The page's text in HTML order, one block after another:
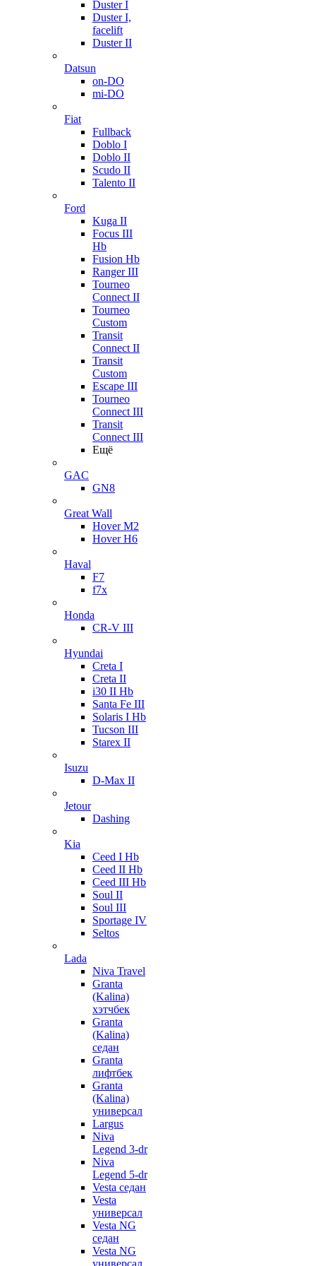
Duster I
Duster I,
facelift
Duster II
Datsun
on-DO
mi-DO
Fiat
Fullback
Doblo I
Doblo II
Scudo II
Talento II
Ford
Kuga II
Focus III
Hb
Fusion Hb
Ranger III
Tourneo
Connect II
Tourneo
Custom
Transit
Connect II
Transit
Custom
Escape III
Tourneo
Connect III
Transit
Connect III
Ещё
GAC
GN8
Great Wall
Hover M2
Hover H6
Haval
F7
f7x
Honda
CR-V III
Hyundai
Creta I
Creta II
i30 II Hb
Santa Fe III
Solaris I Hb
Tucson III
Starex II
Isuzu
D-Max II
Jetour
Dashing
Kia
Ceed I Hb
Ceed II Hb
Ceed III Hb
Soul II
Soul III
Sportage IV
Seltos
Lada
Niva Travel
Granta
(Kalina)
хэтчбек
Granta
(Kalina)
седан
Granta
лифтбек
Granta
(Kalina)
универсал
Largus
Niva
Legend 3-dr
Niva
Legend 5-dr
Vesta седан
Vesta
универсал
Vesta NG
седан
Vesta NG
универсал